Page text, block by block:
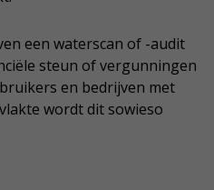
een waterscan of -audit
steun of vergunningen
en bedrijven met
wordt dit sowieso